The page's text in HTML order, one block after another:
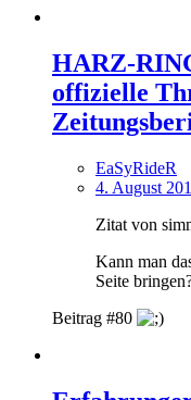
HARZ-
offizielle
EaSyRideR
4. August
Zitat von
Kann man
Seite
Beitrag #80